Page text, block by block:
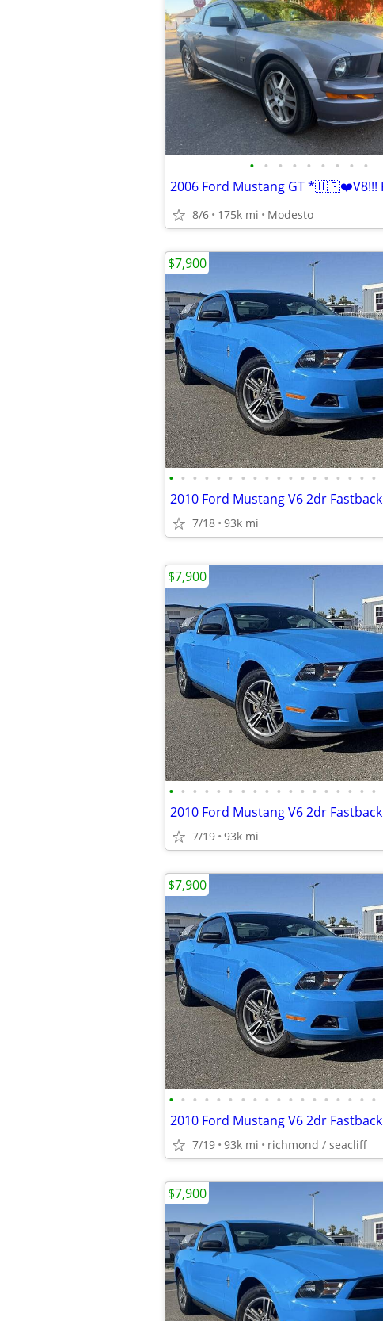
• • • • • • • • •
8/6 175k mi Modesto
• • • • • • • • • • • • • • • • • •
2010 Ford Mustang V6 2dr Fastback
7/18 93k mi
$7,900
• • • • • • • • • • • • • • • • • •
2010 Ford Mustang V6 2dr Fastback
7/19 93k mi
$7,900
• • • • • • • • • • • • • • • • • •
2010 Ford Mustang V6 2dr Fastback
7/19 93k mi richmond / seacliff
$7,900
$7,900